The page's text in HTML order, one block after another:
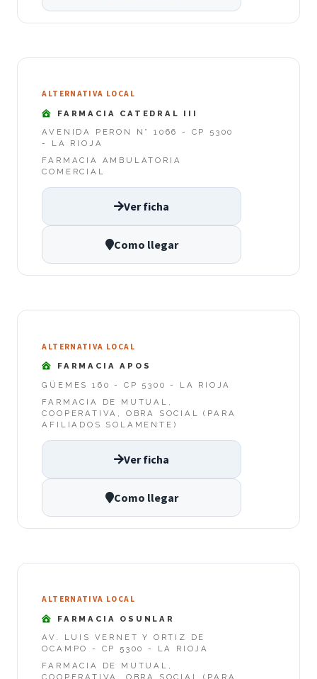
ALTERNATIVA LOCAL
FARMACIA CATEDRAL III
AVENIDA PERON N° 1066 - CP 5300
- LA RIOJA
FARMACIA AMBULATORIA
COMERCIAL
Ver ficha
Como llegar
ALTERNATIVA LOCAL
FARMACIA APOS
GÜEMES 160 - CP 5300 - LA RIOJA
FARMACIA DE MUTUAL,
COOPERATIVA, OBRA SOCIAL (PARA
AFILIADOS SOLAMENTE)
Ver ficha
Como llegar
ALTERNATIVA LOCAL
FARMACIA OSUNLAR
AV. LUIS VERNET Y ORTIZ DE
OCAMPO - CP 5300 - LA RIOJA
FARMACIA DE MUTUAL,
COOPERATIVA, OBRA SOCIAL (PARA